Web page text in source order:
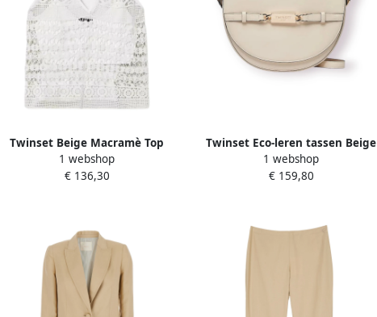
Twinset Beige Macramè Top
Actitude Collectie Beige Dames
1 webshop
€ 136,30
Twinset Eco-leren tassen Beige
Dames
1 webshop
€ 159,80